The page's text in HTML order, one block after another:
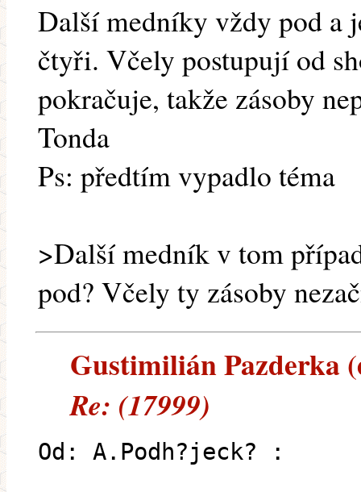
Další medníky vždy pod a
čtyři. Včely postupují od
pokračuje, takže zásoby
Tonda
Ps: předtím vypadlo téma
>Další medník v tom
pod? Včely ty zásoby
Gustimilián Pazderka
Re: (17999)
Od: A.Podh?jeck? :